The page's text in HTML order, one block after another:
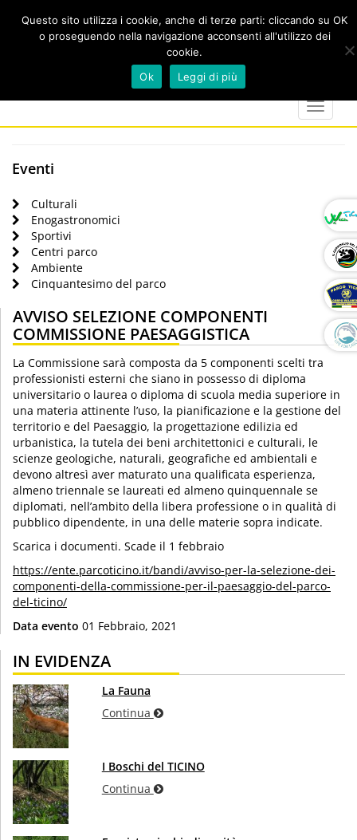
marker
calendar
Toggle
Eventi
Culturali
Enogastronomici
Sportivi
Centri parco
Ambiente
Cinquantesimo del parco
AVVISO SELEZIONE COMPONENTI
COMMISSIONE PAESAGGISTICA
La Commissione sarà composta da 5 componenti scelti tra
professionisti esterni che siano in possesso di diploma
universitario o laurea o diploma di scuola media superiore in
una materia attinente l’uso, la pianificazione e la gestione del
territorio e del Paesaggio, la progettazione edilizia ed
urbanistica, la tutela dei beni architettonici e culturali, le
scienze geologiche, naturali, geografiche ed ambientali e
devono altresì aver maturato una qualificata esperienza,
almeno triennale se laureati ed almeno quinquennale se
diplomati, nell’ambito della libera professione o in qualità di
pubblico dipendente, in una delle materie sopra indicate.
Scarica i documenti. Scade il 1 febbraio
https://ente.parcoticino.it/bandi/avviso-per-la-selezione-dei-
componenti-della-commissione-per-il-paesaggio-del-parco-
del-ticino/
Data evento 01 Febbraio, 2021
IN EVIDENZA
La Fauna
Continua
I Boschi del TICINO
Continua
Questo sito utilizza i cookie, anche di terze parti: cliccando su OK
o proseguendo nella navigazione acconsenti all'utilizzo dei
cookie.
Ok
Leggi di più